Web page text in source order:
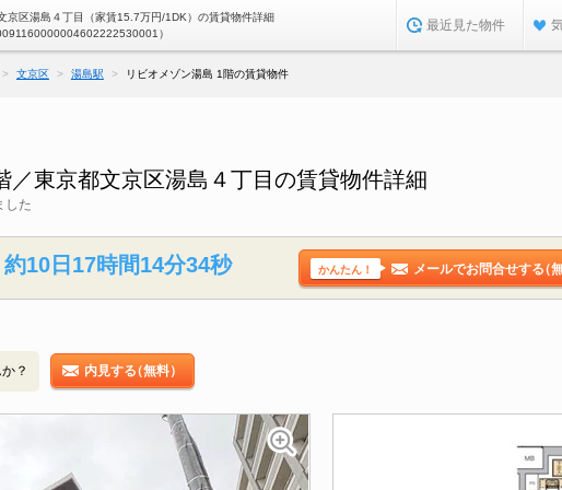
京区湯島４丁目（家賃15.7万円/1DK）の賃貸物件詳細
）
最近見た物件
文京区 湯島駅 リビオメゾン湯島 1階の賃貸物件
／東京都文京区湯島４丁目の賃貸物件詳細
した
10日17時間14分33秒 かんたん！ メールでお問合せする（
？ 内見する（無料）